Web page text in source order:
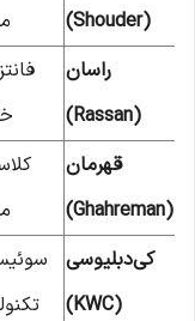
(Shouder)
راسان
(Rassan)
قهرمان
(Ghahreman)
کی‌دبلیوسی
(KWC)